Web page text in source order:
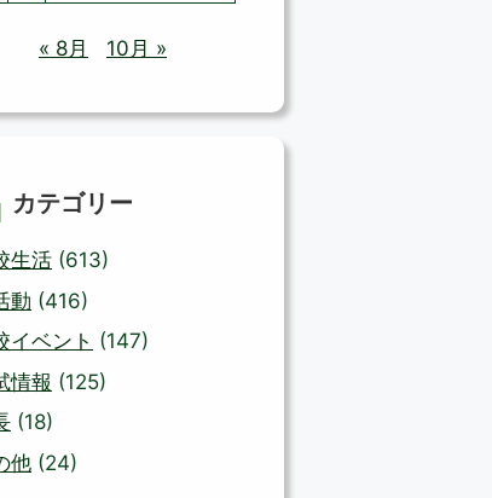
« 8月 10月 »
カテゴリー
生活 (613)
動 (416)
イベント (147)
情報 (125)
(18)
他 (24)